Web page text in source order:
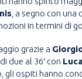
, a segno con
in termini di
grazie a
due al 36′ con
gli ospiti hanno